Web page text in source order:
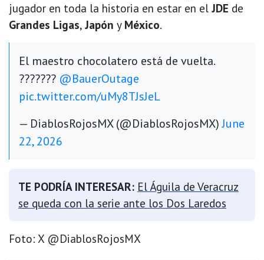
jugador en toda la historia en estar en el JDE de
Grandes Ligas, Japón y México.
El maestro chocolatero está de vuelta.
??????? @BauerOutage
pic.twitter.com/uMy8TJsJeL
— DiablosRojosMX (@DiablosRojosMX)June
22, 2026
TE PODRÍA INTERESAR: El Águila de Veracruz
se queda con la serie ante los Dos Laredos
Foto: X @DiablosRojosMX